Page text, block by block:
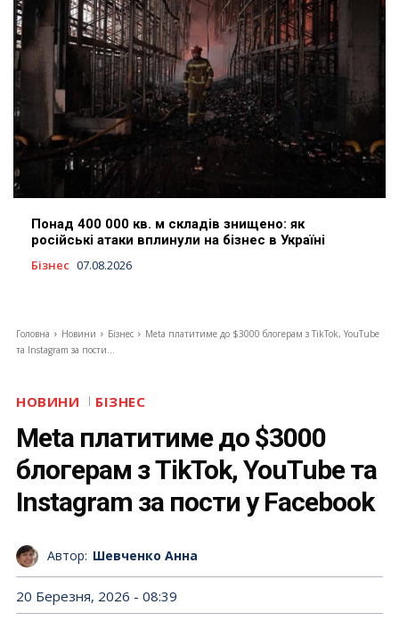
Понад 400 000 кв. м складів знищено: як
російські атаки вплинули на бізнес в Україні
Бізнес 07.08.2026